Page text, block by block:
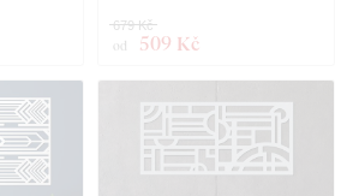
od 509 Kč
679 Kč